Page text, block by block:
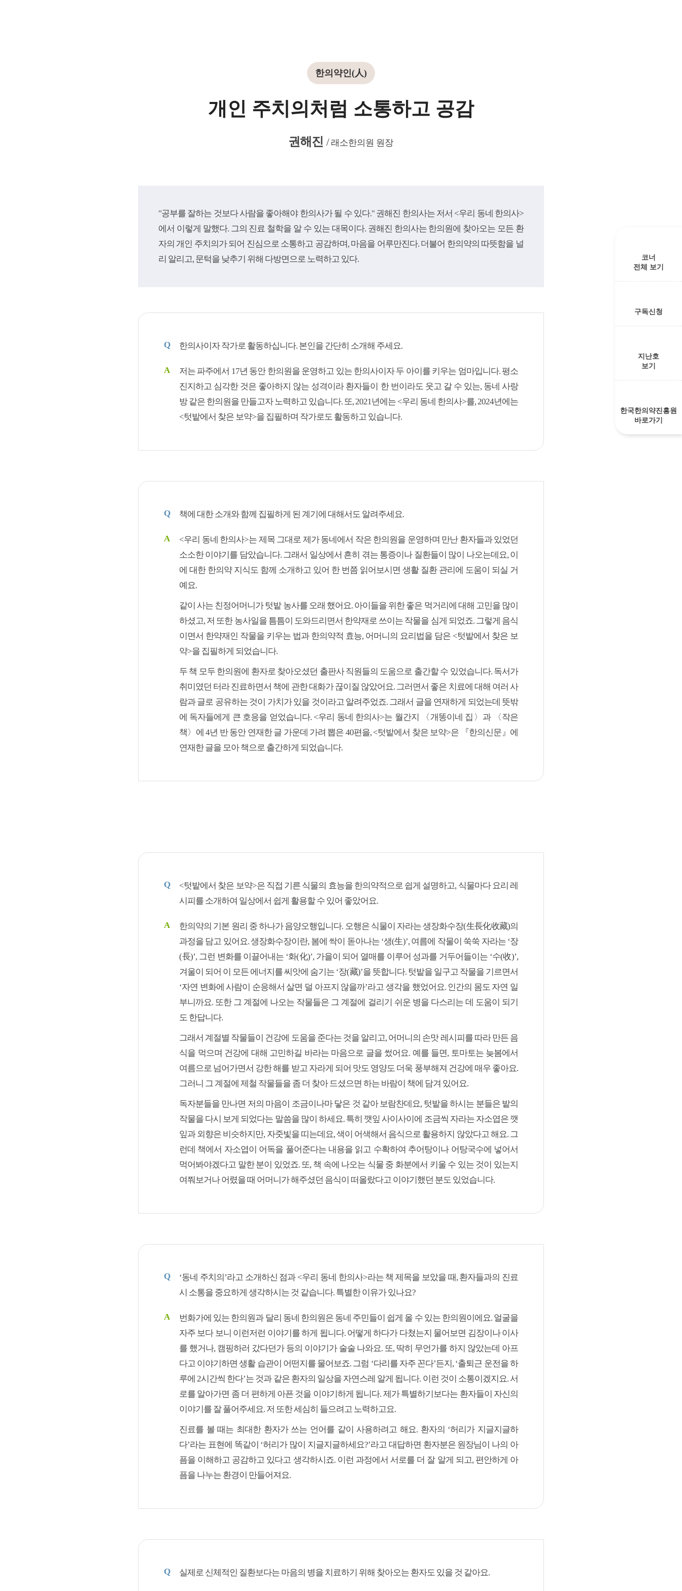
코너
전체 보기
구독신청
지난호
보기
한국한의약진흥원
바로가기
한의약인(人)
개인 주치의처럼 소통하고 공감
권해진 /래소한의원 원장
"공부를 잘하는 것보다 사람을 좋아해야 한의사가 될 수 있다." 권해진 한의사는 저서 <우리 동네 한의사>
에서 이렇게 말했다. 그의 진료 철학을 알 수 있는 대목이다. 권해진 한의사는 한의원에 찾아오는 모든 환
자의 개인 주치의가 되어 진심으로 소통하고 공감하며, 마음을 어루만진다. 더불어 한의약의 따뜻함을 널
리 알리고, 문턱을 낮추기 위해 다방면으로 노력하고 있다.
Q 한의사이자 작가로 활동하십니다. 본인을 간단히 소개해 주세요.
A
저는 파주에서 17년 동안 한의원을 운영하고 있는 한의사이자 두 아이를 키우는 엄마입니다. 평소
진지하고 심각한 것은 좋아하지 않는 성격이라 환자들이 한 번이라도 웃고 갈 수 있는, 동네 사랑
방 같은 한의원을 만들고자 노력하고 있습니다. 또, 2021년에는 <우리 동네 한의사>를, 2024년에는
<텃밭에서 찾은 보약>을 집필하며 작가로도 활동하고 있습니다.
Q 책에 대한 소개와 함께 집필하게 된 계기에 대해서도 알려주세요.
A
<우리 동네 한의사>는 제목 그대로 제가 동네에서 작은 한의원을 운영하며 만난 환자들과 있었던
소소한 이야기를 담았습니다. 그래서 일상에서 흔히 겪는 통증이나 질환들이 많이 나오는데요, 이
에 대한 한의약 지식도 함께 소개하고 있어 한 번쯤 읽어보시면 생활 질환 관리에 도움이 되실 거
예요.
같이 사는 친정어머니가 텃밭 농사를 오래 했어요. 아이들을 위한 좋은 먹거리에 대해 고민을 많이
하셨고, 저 또한 농사일을 틈틈이 도와드리면서 한약재로 쓰이는 작물을 심게 되었죠. 그렇게 음식
이면서 한약재인 작물을 키우는 법과 한의약적 효능, 어머니의 요리법을 담은 <텃밭에서 찾은 보
약>을 집필하게 되었습니다.
두 책 모두 한의원에 환자로 찾아오셨던 출판사 직원들의 도움으로 출간할 수 있었습니다. 독서가
취미였던 터라 진료하면서 책에 관한 대화가 끊이질 않았어요. 그러면서 좋은 치료에 대해 여러 사
람과 글로 공유하는 것이 가치가 있을 것이라고 알려주었죠. 그래서 글을 연재하게 되었는데 뜻밖
에 독자들에게 큰 호응을 얻었습니다. <우리 동네 한의사>는 월간지 〈개똥이네 집〉과 〈작은
책〉에 4년 반 동안 연재한 글 가운데 가려 뽑은 40편을, <텃밭에서 찾은 보약>은 『한의신문』에
연재한 글을 모아 책으로 출간하게 되었습니다.
Q <텃밭에서 찾은 보약>은 직접 기른 식물의 효능을 한의약적으로 쉽게 설명하고, 식물마다 요리 레
시피를 소개하여 일상에서 쉽게 활용할 수 있어 좋았어요.
A
한의약의 기본 원리 중 하나가 음양오행입니다. 오행은 식물이 자라는 생장화수장(生長化收藏)의
과정을 담고 있어요. 생장화수장이란, 봄에 싹이 돋아나는 ‘생(生)’, 여름에 작물이 쑥쑥 자라는 ‘장
(長)’, 그런 변화를 이끌어내는 ‘화(化)’, 가을이 되어 열매를 이루어 성과를 거두어들이는 ‘수(收)’,
겨울이 되어 이 모든 에너지를 씨앗에 숨기는 ‘장(藏)’을 뜻합니다. 텃밭을 일구고 작물을 기르면서
‘자연 변화에 사람이 순응해서 살면 덜 아프지 않을까’라고 생각을 했었어요. 인간의 몸도 자연 일
부니까요. 또한 그 계절에 나오는 작물들은 그 계절에 걸리기 쉬운 병을 다스리는 데 도움이 되기
도 한답니다.
그래서 계절별 작물들이 건강에 도움을 준다는 것을 알리고, 어머니의 손맛 레시피를 따라 만든 음
식을 먹으며 건강에 대해 고민하길 바라는 마음으로 글을 썼어요. 예를 들면, 토마토는 늦봄에서
여름으로 넘어가면서 강한 해를 받고 자라게 되어 맛도 영양도 더욱 풍부해져 건강에 매우 좋아요.
그러니 그 계절에 제철 작물들을 좀 더 찾아 드셨으면 하는 바람이 책에 담겨 있어요.
독자분들을 만나면 저의 마음이 조금이나마 닿은 것 같아 보람찬데요, 텃밭을 하시는 분들은 밭의
작물을 다시 보게 되었다는 말씀을 많이 하세요. 특히 깻잎 사이사이에 조금씩 자라는 자소엽은 깻
잎과 외향은 비슷하지만, 자줏빛을 띠는데요, 색이 어색해서 음식으로 활용하지 않았다고 해요. 그
런데 책에서 자소엽이 어독을 풀어준다는 내용을 읽고 수확하여 추어탕이나 어탕국수에 넣어서
먹어봐야겠다고 말한 분이 있었죠. 또, 책 속에 나오는 식물 중 화분에서 키울 수 있는 것이 있는지
여쭤보거나 어렸을 때 어머니가 해주셨던 음식이 떠올랐다고 이야기했던 분도 있었습니다.
Q ‘동네 주치의’라고 소개하신 점과 <우리 동네 한의사>라는 책 제목을 보았을 때, 환자들과의 진료
시 소통을 중요하게 생각하시는 것 같습니다. 특별한 이유가 있나요?
A
번화가에 있는 한의원과 달리 동네 한의원은 동네 주민들이 쉽게 올 수 있는 한의원이에요. 얼굴을
자주 보다 보니 이런저런 이야기를 하게 됩니다. 어떻게 하다가 다쳤는지 물어보면 김장이나 이사
를 했거나, 캠핑하러 갔다던가 등의 이야기가 술술 나와요. 또, 딱히 무언가를 하지 않았는데 아프
다고 이야기하면 생활 습관이 어떤지를 물어보죠. 그럼 ‘다리를 자주 꼰다’든지, ‘출퇴근 운전을 하
루에 2시간씩 한다’는 것과 같은 환자의 일상을 자연스레 알게 됩니다. 이런 것이 소통이겠지요. 서
로를 알아가면 좀 더 편하게 아픈 것을 이야기하게 됩니다. 제가 특별하기보다는 환자들이 자신의
이야기를 잘 풀어주세요. 저 또한 세심히 들으려고 노력하고요.
진료를 볼 때는 최대한 환자가 쓰는 언어를 같이 사용하려고 해요. 환자의 ‘허리가 지글지글하
다’라는 표현에 똑같이 ‘허리가 많이 지글지글하세요?’라고 대답하면 환자분은 원장님이 나의 아
픔을 이해하고 공감하고 있다고 생각하시죠. 이런 과정에서 서로를 더 잘 알게 되고, 편안하게 아
픔을 나누는 환경이 만들어져요.
Q 실제로 신체적인 질환보다는 마음의 병을 치료하기 위해 찾아오는 환자도 있을 것 같아요.